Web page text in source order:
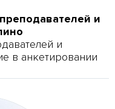
и
и
в анкетировании